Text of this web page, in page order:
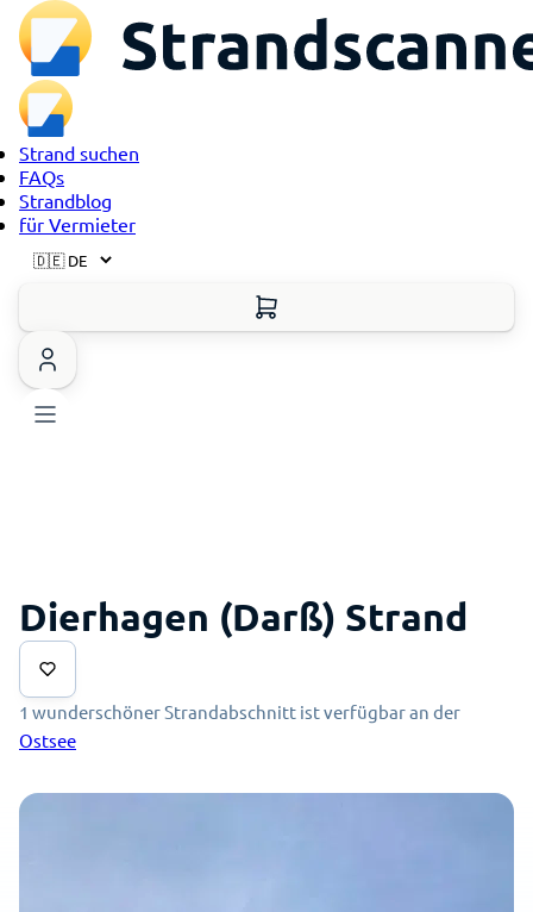
Strand suchen
FAQs
Strandblog
für Vermieter
Dierhagen (Darß) Strand
1 wunderschöner Strandabschnitt ist verfügbar an der
Ostsee